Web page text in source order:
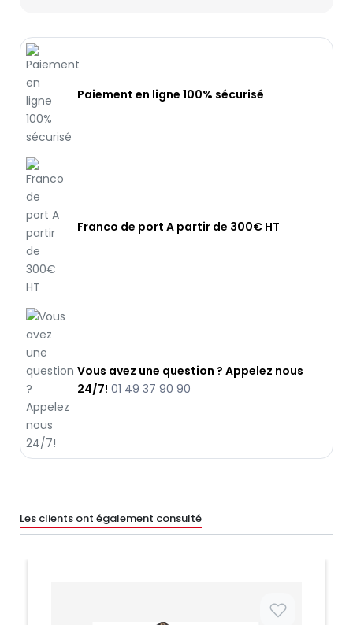
Paiement en ligne 100% sécurisé
Franco de port A partir de 300€ HT
Vous avez une question ? Appelez nous
24/7! 01 49 37 90 90
Les clients ont également consulté